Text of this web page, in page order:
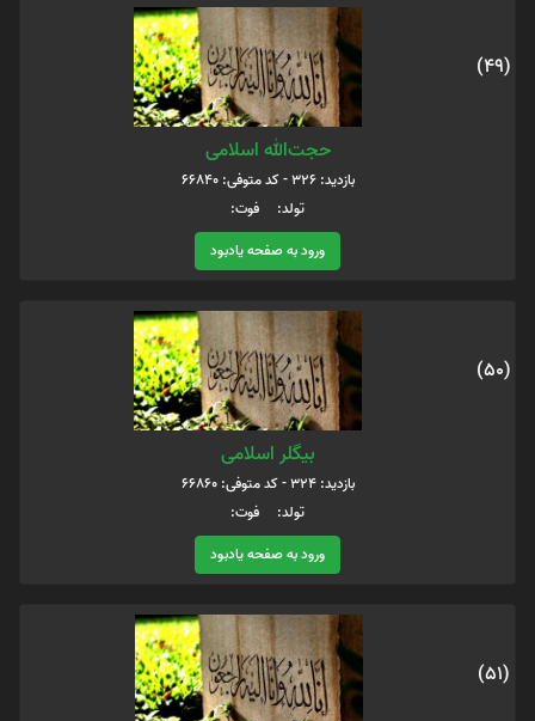
(49)
حجت‌الله اسلامی
بازدید: 326 - کد متوفی: 66840
تولد: فوت:
ورود به صفحه یادبود
(50)
بیگلر اسلامی
بازدید: 324 - کد متوفی: 66860
تولد: فوت:
ورود به صفحه یادبود
(51)